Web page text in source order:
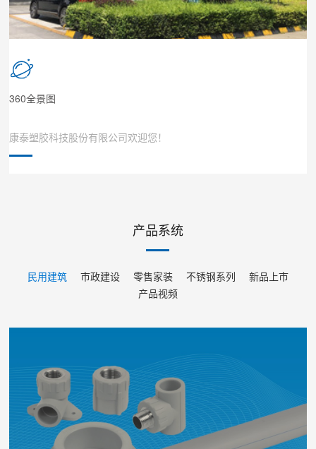
360全景图
康泰塑胶科技股份有限公司欢迎您！
中国轻工业百强，中国塑胶管材行业十强！
2021年，中国塑胶工程管道集采第一供应商
产品系统
民用建筑 市政建设 零售家装 不锈钢系列
新品上市
产品视频